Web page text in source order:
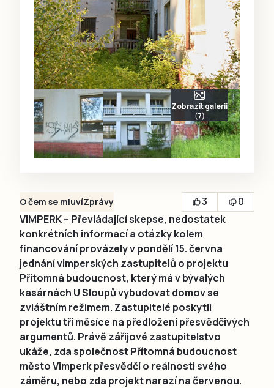
Zobrazit galerii
(7)
O čem se mluvíZprávy 3
0
VIMPERK – Převládající skepse, nedostatek
konkrétních informací a otázky kolem
financování provázely v pondělí 15. června
jednání vimperských zastupitelů o projektu
Přítomná budoucnost, který má v bývalých
kasárnách U Sloupů vybudovat domov se
zvláštním režimem. Zastupitelé poskytli
projektu tři měsíce na předložení přesvědčivých
argumentů. Právě zářijové zastupitelstvo
ukáže, zda společnost Přítomná budoucnost
město Vimperk přesvědčí o reálnosti svého
záměru, nebo zda projekt narazí na červenou.